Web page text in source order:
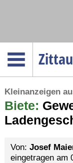
Menüpunkte
Politik
Gesellschaft
Service
Kleinanzeigen
Biete:
Von: Josef
eingetragen am